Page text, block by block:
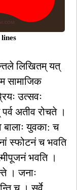
लिखितम् यत्
सामाजिक
उत्सवः
पर्व अतीव रोचते ।
बालाः युवका: च
स्फोटनं च भवति
भवति ।
। जनाः